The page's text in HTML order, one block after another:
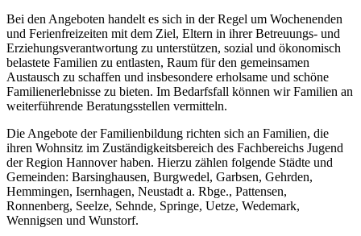
Bei den Angeboten handelt es sich in der Regel um Wochenenden
und Ferienfreizeiten mit dem Ziel, Eltern in ihrer Betreuungs- und
Erziehungsverantwortung zu unterstützen, sozial und ökonomisch
belastete Familien zu entlasten, Raum für den gemeinsamen
Austausch zu schaffen und insbesondere erholsame und schöne
Familienerlebnisse zu bieten. Im Bedarfsfall können wir Familien an
weiterführende Beratungsstellen vermitteln.
Die Angebote der Familienbildung richten sich an Familien, die
ihren Wohnsitz im Zuständigkeitsbereich des Fachbereichs Jugend
der Region Hannover haben. Hierzu zählen folgende Städte und
Gemeinden: Barsinghausen, Burgwedel, Garbsen, Gehrden,
Hemmingen, Isernhagen, Neustadt a. Rbge., Pattensen,
Ronnenberg, Seelze, Sehnde, Springe, Uetze, Wedemark,
Wennigsen und Wunstorf.